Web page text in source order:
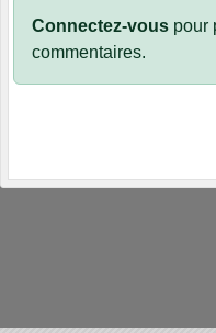
Connectez-vous pour
commentaires.